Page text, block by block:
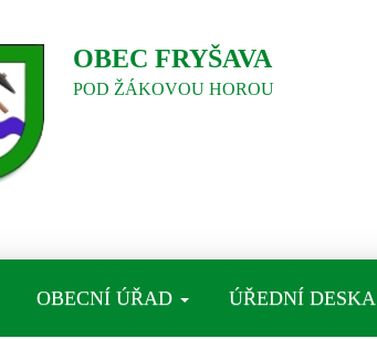
OBEC FRYŠAVA
POD ŽÁKOVOU HOROU
OBECNÍ ÚŘAD ÚŘEDNÍ DESKA